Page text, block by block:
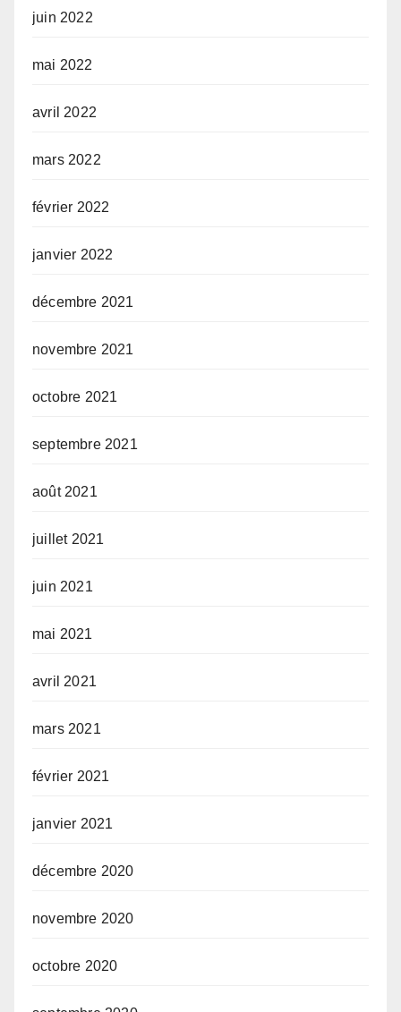
juin 2022
mai 2022
avril 2022
mars 2022
février 2022
janvier 2022
décembre 2021
novembre 2021
octobre 2021
septembre 2021
août 2021
juillet 2021
juin 2021
mai 2021
avril 2021
mars 2021
février 2021
janvier 2021
décembre 2020
novembre 2020
octobre 2020